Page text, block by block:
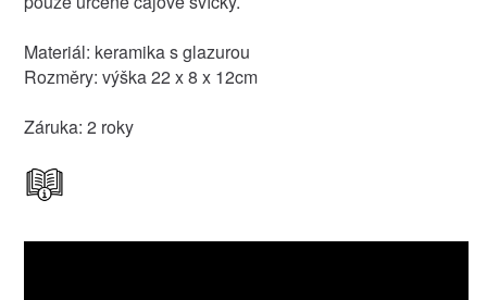
Materiál: keramika s glazurou
Rozměry: výška 22 x 8 x 12cm
Záruka: 2 roky